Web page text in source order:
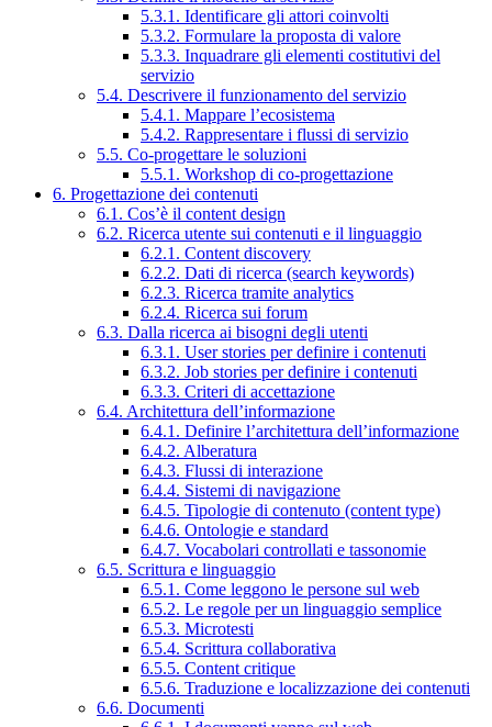
5.3.1. Identificare gli attori coinvolti
5.3.2. Formulare la proposta di valore
5.3.3. Inquadrare gli elementi costitutivi del
servizio
5.4. Descrivere il funzionamento del servizio
5.4.1. Mappare l’ecosistema
5.4.2. Rappresentare i flussi di servizio
5.5. Co-progettare le soluzioni
5.5.1. Workshop di co-progettazione
6. Progettazione dei contenuti
6.1. Cos’è il content design
6.2. Ricerca utente sui contenuti e il linguaggio
6.2.1. Content discovery
6.2.2. Dati di ricerca (search keywords)
6.2.3. Ricerca tramite analytics
6.2.4. Ricerca sui forum
6.3. Dalla ricerca ai bisogni degli utenti
6.3.1. User stories per definire i contenuti
6.3.2. Job stories per definire i contenuti
6.3.3. Criteri di accettazione
6.4. Architettura dell’informazione
6.4.1. Definire l’architettura dell’informazione
6.4.2. Alberatura
6.4.3. Flussi di interazione
6.4.4. Sistemi di navigazione
6.4.5. Tipologie di contenuto (content type)
6.4.6. Ontologie e standard
6.4.7. Vocabolari controllati e tassonomie
6.5. Scrittura e linguaggio
6.5.1. Come leggono le persone sul web
6.5.2. Le regole per un linguaggio semplice
6.5.3. Microtesti
6.5.4. Scrittura collaborativa
6.5.5. Content critique
6.5.6. Traduzione e localizzazione dei contenuti
6.6. Documenti